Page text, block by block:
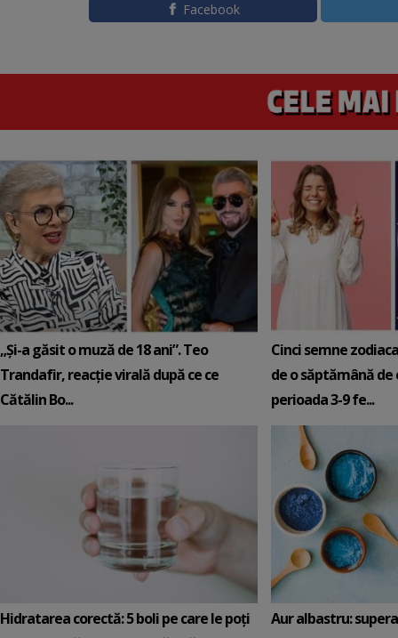
Facebook
„Și-a găsit o muză de 18 ani”. Teo
Trandafir, reacție virală după ce ce
Cătălin Bo...
Cinci semne
de o săptămână de
perioada 3-9 fe...
Hidratarea corectă: 5 boli pe care le poți
Aur albastru: